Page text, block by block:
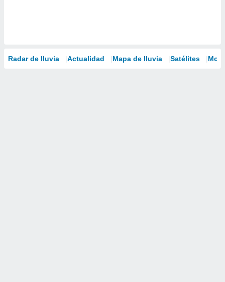
Radar de lluvia Actualidad Mapa de lluvia Satélites